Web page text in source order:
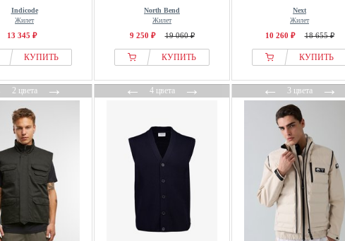
Indicode
Жилет
13 345 ₽
КУПИТЬ
North Bend
Жилет
9 250 ₽ 19 060 ₽
КУПИТЬ
Next
Жилет
10 260 ₽ 18 655 ₽
КУПИТЬ
2 цвета→ ←4 цвета→ ←3 цвета→